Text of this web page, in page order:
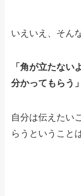
いえいえ、そん
「角が立たない
分かってもらう」
自分は伝えたい
らうということ